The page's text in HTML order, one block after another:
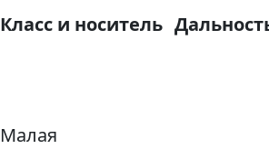
Класс и носитель
Малая